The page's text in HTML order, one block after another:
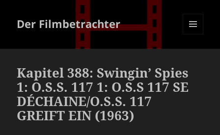
Der Filmbetrachter
Kapitel 388: Swingin’ Spies
1: O.S.S. 117 1: O.S.S 117 SE
DÉCHAINE/O.S.S. 117
GREIFT EIN (1963)